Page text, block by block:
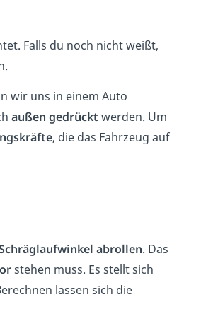
Falls du noch nicht weißt,
wir uns in einem Auto
außen gedrückt werden. Um
, die das Fahrzeug auf
abrollen. Das
stehen muss. Es stellt sich
lassen sich die